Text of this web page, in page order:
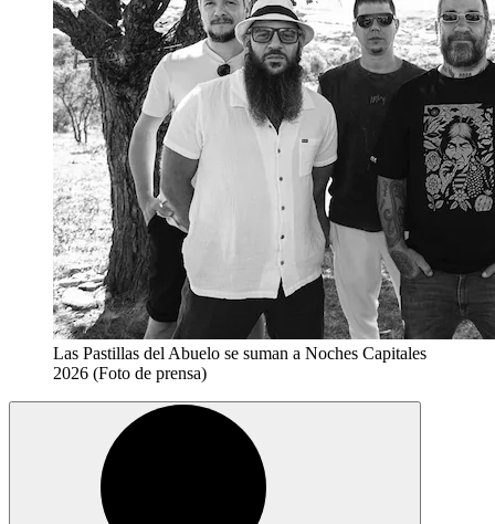
Las Pastillas del Abuelo se suman a Noches Capitales
2026 (Foto de prensa)